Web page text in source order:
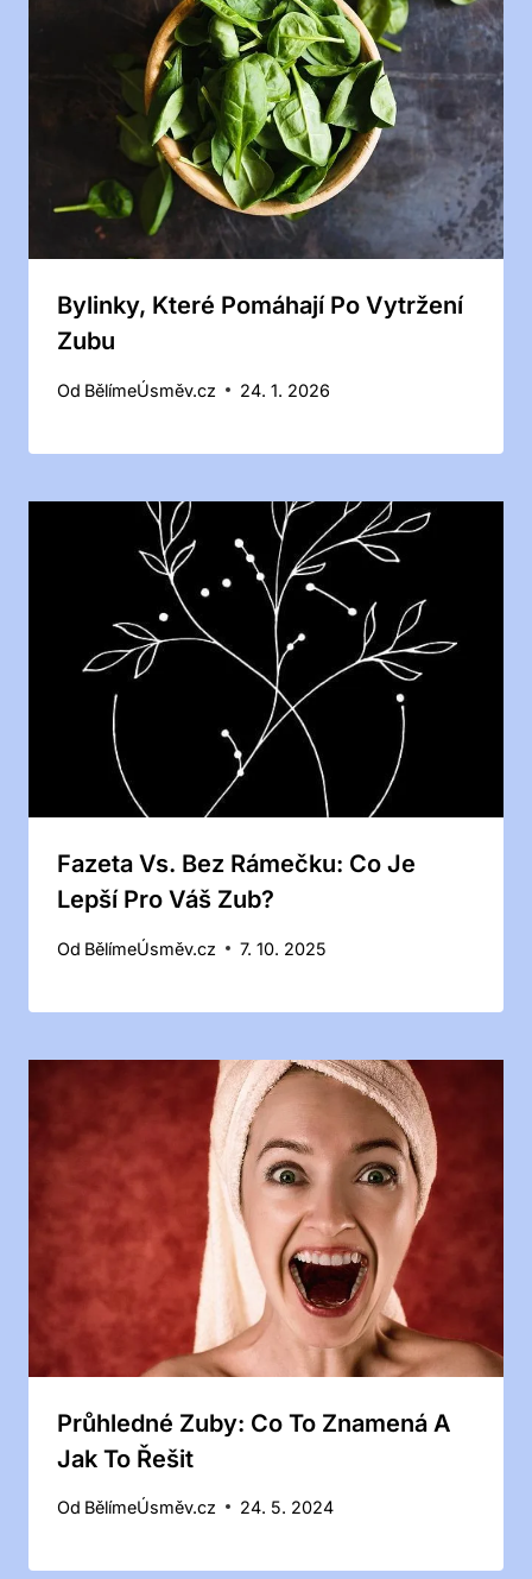
Bylinky, Které Pomáhají Po Vytržení
Zubu
Od BělímeÚsměv.cz 24. 1. 2026
Fazeta Vs. Bez Rámečku: Co Je
Lepší Pro Váš Zub?
Od BělímeÚsměv.cz 7. 10. 2025
Průhledné Zuby: Co To Znamená A
Jak To Řešit
Od BělímeÚsměv.cz 24. 5. 2024